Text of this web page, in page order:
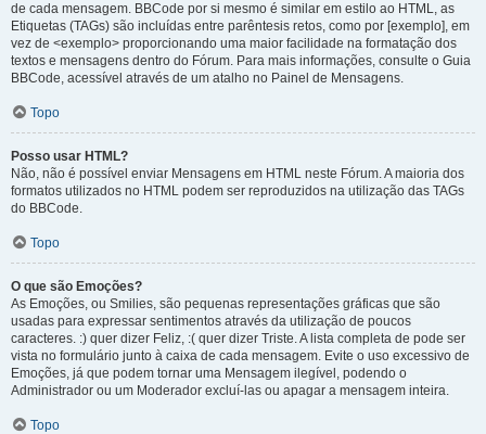
de cada mensagem. BBCode por si mesmo é similar em estilo ao HTML, as
Etiquetas (TAGs) são incluídas entre parêntesis retos, como por [exemplo], em
vez de <exemplo> proporcionando uma maior facilidade na formatação dos
textos e mensagens dentro do Fórum. Para mais informações, consulte o Guia
BBCode, acessível através de um atalho no Painel de Mensagens.
Topo
Posso usar HTML?
Não, não é possível enviar Mensagens em HTML neste Fórum. A maioria dos
formatos utilizados no HTML podem ser reproduzidos na utilização das TAGs
do BBCode.
Topo
O que são Emoções?
As Emoções, ou Smilies, são pequenas representações gráficas que são
usadas para expressar sentimentos através da utilização de poucos
caracteres. :) quer dizer Feliz, :( quer dizer Triste. A lista completa de pode ser
vista no formulário junto à caixa de cada mensagem. Evite o uso excessivo de
Emoções, já que podem tornar uma Mensagem ilegível, podendo o
Administrador ou um Moderador excluí-las ou apagar a mensagem inteira.
Topo